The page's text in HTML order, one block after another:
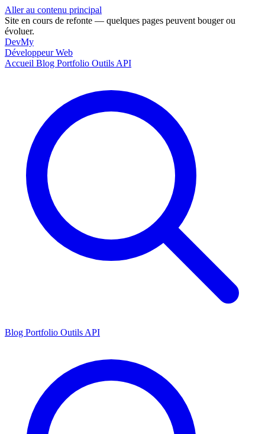
Aller au contenu principal
Site en cours de refonte — quelques pages peuvent bouger ou
évoluer.
DevMy
Développeur Web
Accueil Blog Portfolio Outils API
Blog Portfolio Outils API